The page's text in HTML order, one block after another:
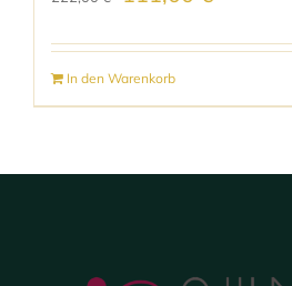
war:
222,00 €
ist:
In den Warenkorb